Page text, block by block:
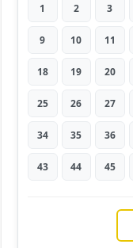
1 2 3
9 10 11
18 19 20
25 26 27
34 35 36
43 44 45